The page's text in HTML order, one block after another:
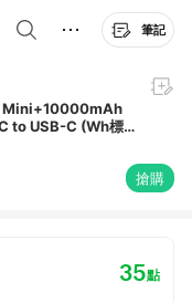
筆記
Mini+10000mAh
to USB-C (Wh標
搶購
35點